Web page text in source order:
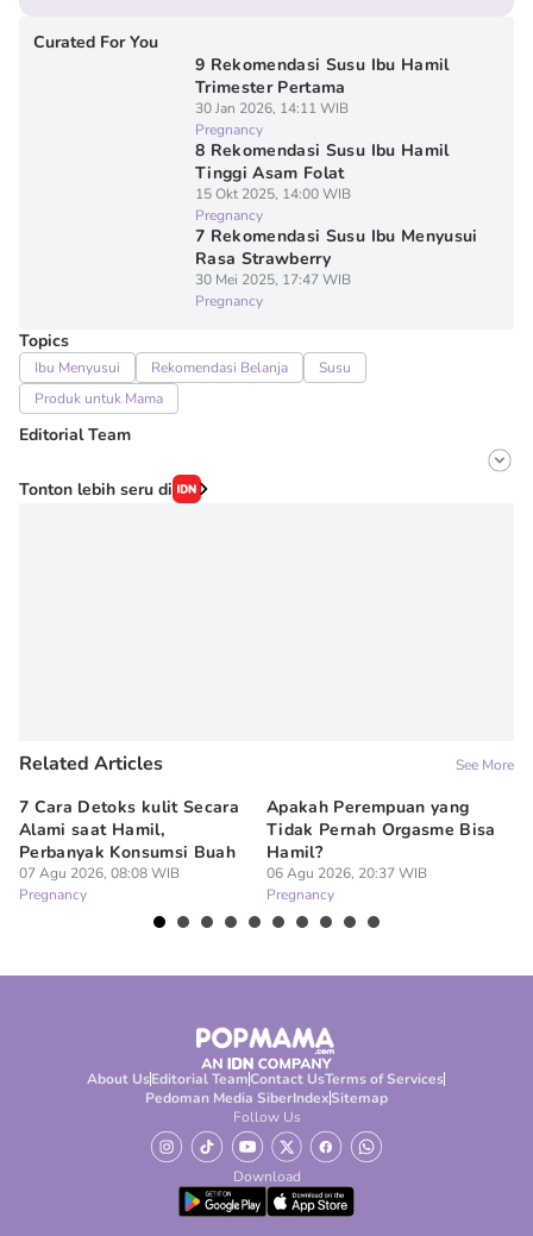
Curated For You
9 Rekomendasi Susu Ibu Hamil
Trimester Pertama
30 Jan 2026, 14:11 WIB
Pregnancy
8 Rekomendasi Susu Ibu Hamil
Tinggi Asam Folat
15 Okt 2025, 14:00 WIB
Pregnancy
7 Rekomendasi Susu Ibu Menyusui
Rasa Strawberry
30 Mei 2025, 17:47 WIB
Pregnancy
Topics
Ibu Menyusui Rekomendasi Belanja
Susu
Produk untuk Mama
Editorial Team
Editor
Tonton lebih seru di
Related Articles See More
7 Cara Detoks kulit Secara
Alami saat Hamil,
Perbanyak Konsumsi Buah
07 Agu 2026, 08:08 WIB
Pregnancy
Apakah Perempuan yang
Tidak Pernah Orgasme Bisa
Hamil?
06 Agu 2026, 20:37 WIB
Pregnancy
About UsEditorial TeamContact UsTerms of Services
Pedoman Media SiberIndexSitemap
Follow Us
Download